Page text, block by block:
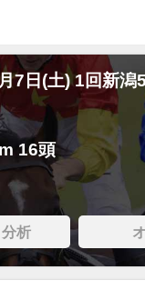
7日(土) 1回新潟
16頭
析